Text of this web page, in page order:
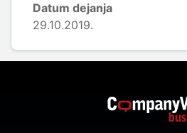
Datum dejanja
29.10.2019.